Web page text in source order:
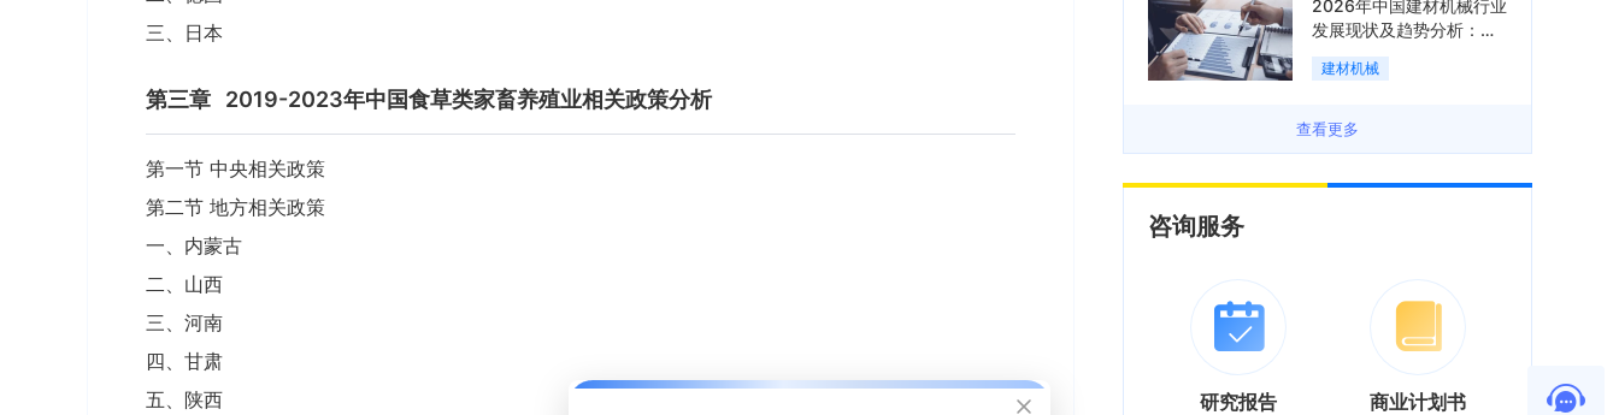
三、日本
第三章 2019-2023年中国食草类家畜养殖业相关政策分析
第一节 中央相关政策
第二节 地方相关政策
一、内蒙古
二、山西
三、河南
四、甘肃
五、陕西
2026年中国建材机械行业
发展现状及趋势分析：企
业加速向“装备+系统+服
务”综合服务商转型「图」
建材机械
查看更多
咨询服务
研究报告 商业计划书